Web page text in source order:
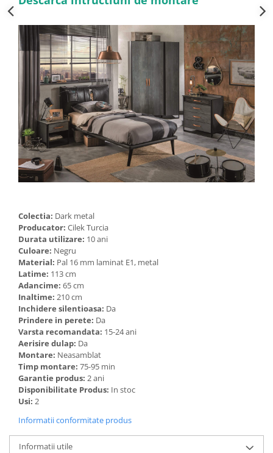
Colectia: Dark metal
Producator: Cilek Turcia
Durata utilizare: 10 ani
Culoare: Negru
Material: Pal 16 mm laminat E1, metal
Latime: 113 cm
Adancime: 65 cm
Inaltime: 210 cm
Inchidere silentioasa: Da
Prindere in perete: Da
Varsta recomandata: 15-24 ani
Aerisire dulap: Da
Montare: Neasamblat
Timp montare: 75-95 min
Garantie produs: 2 ani
Disponibilitate Produs: In stoc
Usi: 2
Informatii conformitate produs
Informatii utile